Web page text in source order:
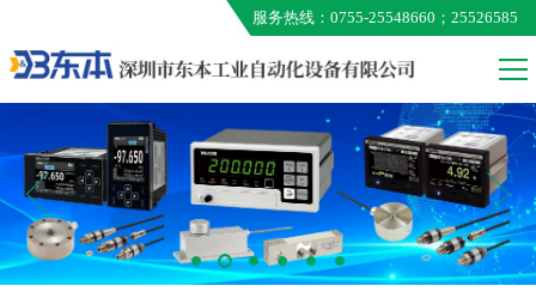
MEG
ONO AUMO
KUNIMORI
EXTION
TAMAGAWA
服务热线：0755-25548660；25526585